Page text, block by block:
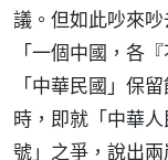
議。但如此吵來
「一個中國，各
「中華民國」保
時，即就「中華
號」之爭，說出